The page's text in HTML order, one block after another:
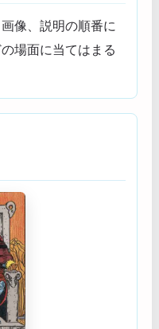
像、説明の順番に
場面に当てはまる